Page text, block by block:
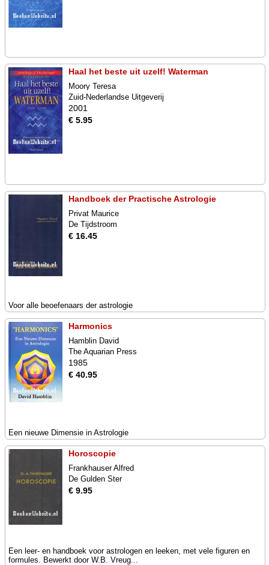
Haal het beste uit uzelf! Waterman
Moory Teresa
Zuid-Nederlandse Uitgeverij
2001
€ 5.95
Handboek der Practische Astrologie
Privat Maurice
De Tijdstroom
€ 16.45
Voor alle beoefenaars der astrologie
Harmonics
Hamblin David
The Aquarian Press
1985
€ 40.95
Een nieuwe Dimensie in Astrologie
Horoscopie
Frankhauser Alfred
De Gulden Ster
€ 9.95
Een leer- en handboek voor astrologen en leeken, met vele figuren en
formules. Bewerkt door W.B. Vreug...